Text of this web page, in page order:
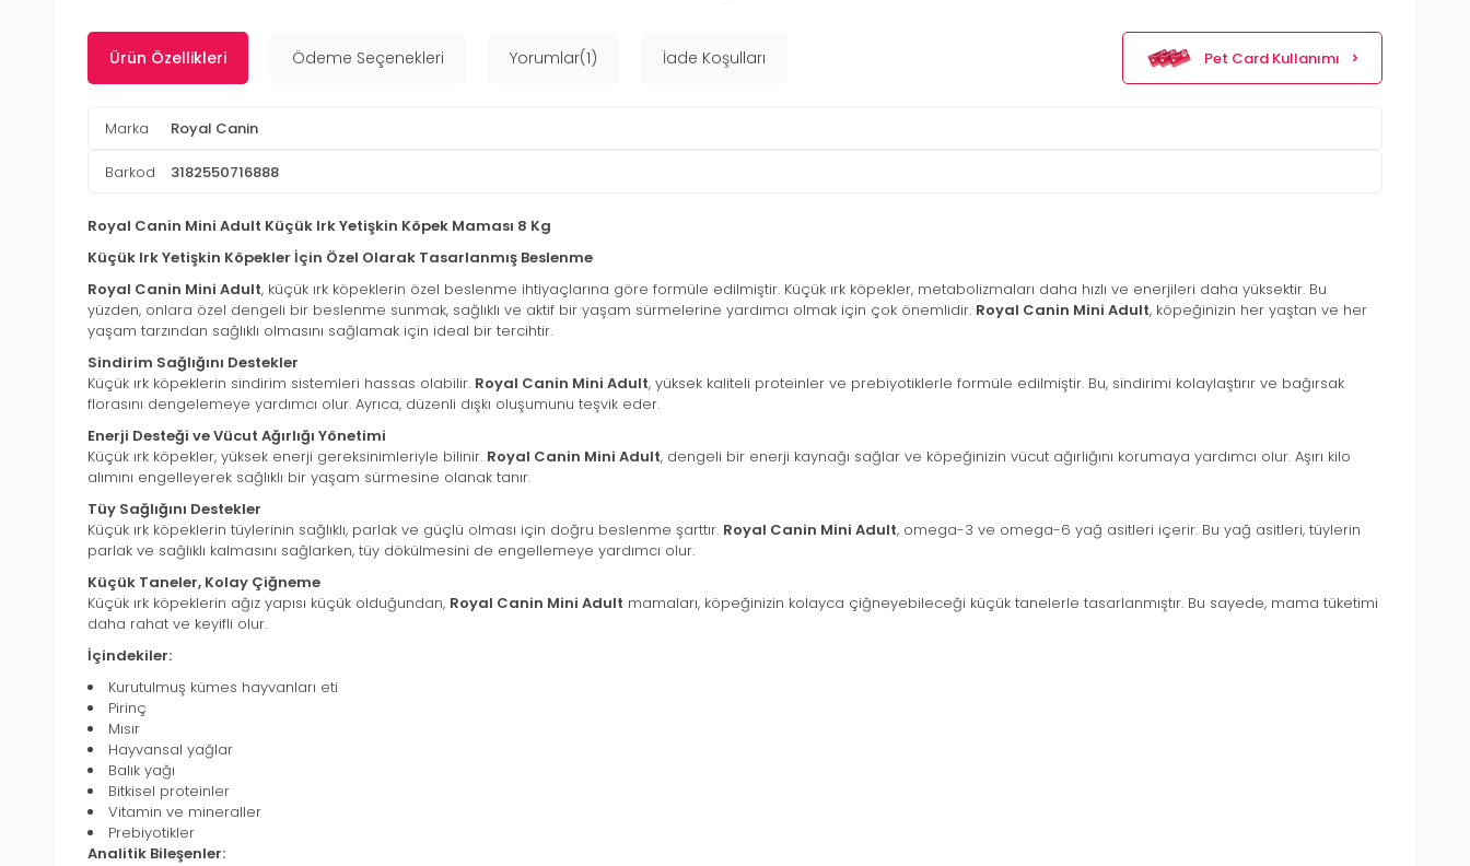
Ürün Özellikleri Ödeme Seçenekleri Yorumlar(1) İade Koşulları Pet Card Kullanımı
Marka Royal Canin
Barkod 3182550716888
Royal Canin Mini Adult Küçük Irk Yetişkin Köpek Maması 8 Kg
Küçük Irk Yetişkin Köpekler İçin Özel Olarak Tasarlanmış Beslenme
Royal Canin Mini Adult, küçük ırk köpeklerin özel beslenme ihtiyaçlarına göre formüle edilmiştir. Küçük ırk köpekler, metabolizmaları daha hızlı ve enerjileri daha yüksektir. Bu
yüzden, onlara özel dengeli bir beslenme sunmak, sağlıklı ve aktif bir yaşam sürmelerine yardımcı olmak için çok önemlidir. Royal Canin Mini Adult, köpeğinizin her yaştan ve her
yaşam tarzından sağlıklı olmasını sağlamak için ideal bir tercihtir.
Sindirim Sağlığını Destekler
Küçük ırk köpeklerin sindirim sistemleri hassas olabilir. Royal Canin Mini Adult, yüksek kaliteli proteinler ve prebiyotiklerle formüle edilmiştir. Bu, sindirimi kolaylaştırır ve bağırsak
florasını dengelemeye yardımcı olur. Ayrıca, düzenli dışkı oluşumunu teşvik eder.
Enerji Desteği ve Vücut Ağırlığı Yönetimi
Küçük ırk köpekler, yüksek enerji gereksinimleriyle bilinir. Royal Canin Mini Adult, dengeli bir enerji kaynağı sağlar ve köpeğinizin vücut ağırlığını korumaya yardımcı olur. Aşırı kilo
alımını engelleyerek sağlıklı bir yaşam sürmesine olanak tanır.
Tüy Sağlığını Destekler
Küçük ırk köpeklerin tüylerinin sağlıklı, parlak ve güçlü olması için doğru beslenme şarttır. Royal Canin Mini Adult, omega-3 ve omega-6 yağ asitleri içerir. Bu yağ asitleri, tüylerin
parlak ve sağlıklı kalmasını sağlarken, tüy dökülmesini de engellemeye yardımcı olur.
Küçük Taneler, Kolay Çiğneme
Küçük ırk köpeklerin ağız yapısı küçük olduğundan, Royal Canin Mini Adult mamaları, köpeğinizin kolayca çiğneyebileceği küçük tanelerle tasarlanmıştır. Bu sayede, mama tüketimi
daha rahat ve keyifli olur.
İçindekiler:
Kurutulmuş kümes hayvanları eti
Pirinç
Mısır
Hayvansal yağlar
Balık yağı
Bitkisel proteinler
Vitamin ve mineraller
Prebiyotikler
Analitik Bileşenler: